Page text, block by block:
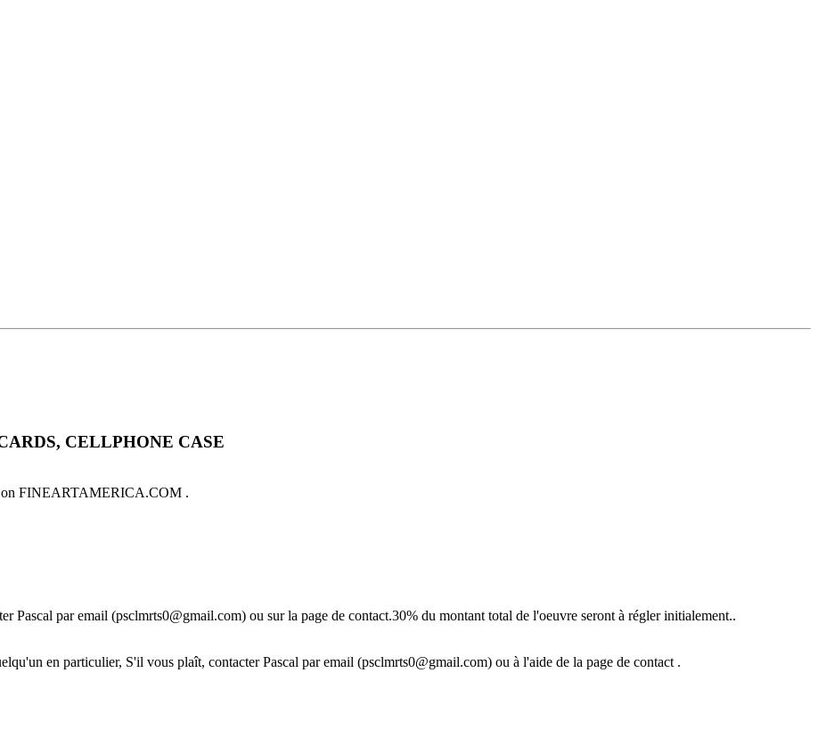
CELLPHONE CASE
on FINEARTAMERICA.COM .
par email (psclmrts0@gmail.com) ou sur la page de contact.30% du montant total de l'oeuvre seront à régler initialement..
en particulier, S'il vous plaît, contacter Pascal par email (psclmrts0@gmail.com) ou à l'aide de la page de contact .